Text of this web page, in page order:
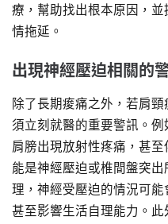
療，幫助找出根本原因，
情拖延。
出現神經壓迫相關的
除了長期痠痛之外，若肩
須立刻就醫的重要警訊。
肩膀出現放射性疼痛，甚
能是神經壓迫或椎間盤突
理，神經受壓迫的情況可能
甚至影響生活自理能力。